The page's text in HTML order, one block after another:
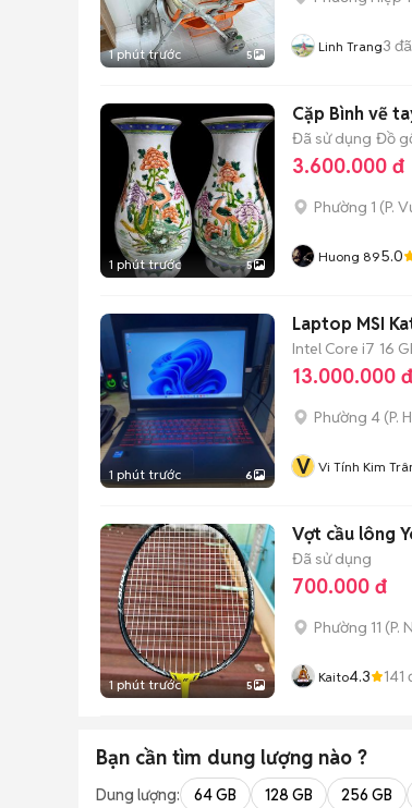
1 phút trước 5 Linh Trang3
1 phút trước 5
Cặp Bình vẽ
Đã sử dụng Đồ
3.600.000 đ
Phường 1 (P.
Huong 895.0
1 phút trước 6
Laptop MSI
Intel Core i7 16
13.000.000 đ
Phường 4 (P.
V Vi Tính Kim
1 phút trước 5
Vợt cầu lông
Đã sử dụng
700.000 đ
Phường 11 (P.
Kaito4.3 141
Bạn cần tìm dung lượng nào ?
Dung lượng: 64 GB 128 GB 256 GB